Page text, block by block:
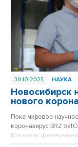
30.10.2025 НАУКА
Новосибирск
нового
Пока мировое
коронавирус BRZ
Бразилии,